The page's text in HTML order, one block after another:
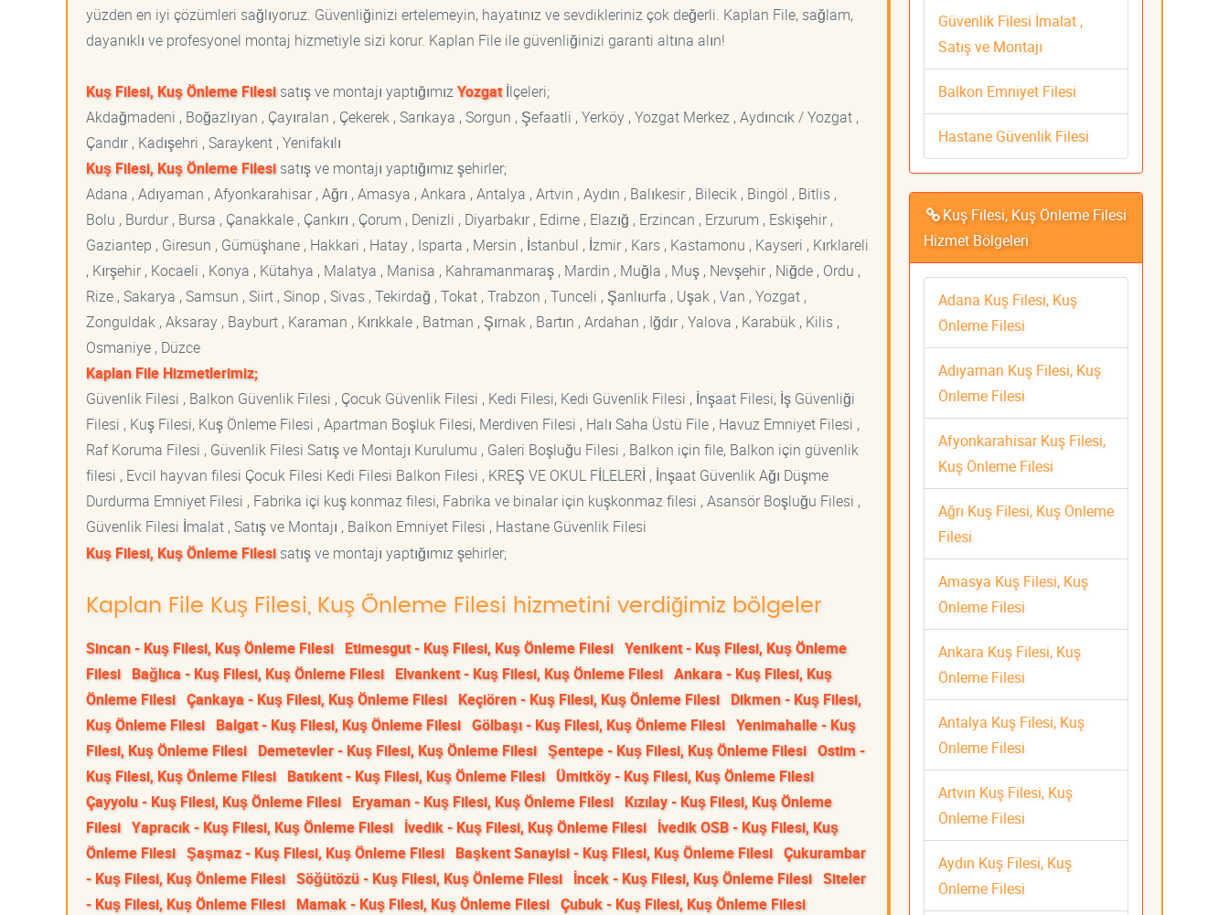
yüzden en iyi çözümleri sağlıyoruz. Güvenliğinizi ertelemeyin, hayatınız ve sevdikleriniz çok değerli. Kaplan File, sağlam,
dayanıklı ve profesyonel montaj hizmetiyle sizi korur. Kaplan File ile güvenliğinizi garanti altına alın!
Kuş Filesi, Kuş Önleme Filesisatış ve montajı yaptığımızYozgatİlçeleri;
Akdağmadeni , Boğazlıyan , Çayıralan , Çekerek , Sarıkaya , Sorgun , Şefaatli , Yerköy , Yozgat Merkez , Aydıncık / Yozgat ,
Çandır , Kadışehri , Saraykent , Yenifakılı
Kuş Filesi, Kuş Önleme Filesisatış ve montajı yaptığımız şehirler;
Adana , Adıyaman , Afyonkarahisar , Ağrı , Amasya , Ankara , Antalya , Artvin , Aydın , Balıkesir , Bilecik , Bingöl , Bitlis ,
Bolu , Burdur , Bursa , Çanakkale , Çankırı , Çorum , Denizli , Diyarbakır , Edirne , Elazığ , Erzincan , Erzurum , Eskişehir ,
Gaziantep , Giresun , Gümüşhane , Hakkari , Hatay , Isparta , Mersin , İstanbul , İzmir , Kars , Kastamonu , Kayseri , Kırklareli
, Kırşehir , Kocaeli , Konya , Kütahya , Malatya , Manisa , Kahramanmaraş , Mardin , Muğla , Muş , Nevşehir , Niğde , Ordu ,
Rize , Sakarya , Samsun , Siirt , Sinop , Sivas , Tekirdağ , Tokat , Trabzon , Tunceli , Şanlıurfa , Uşak , Van , Yozgat ,
Zonguldak , Aksaray , Bayburt , Karaman , Kırıkkale , Batman , Şırnak , Bartın , Ardahan , Iğdır , Yalova , Karabük , Kilis ,
Osmaniye , Düzce
Kaplan File Hizmetlerimiz;
Güvenlik Filesi , Balkon Güvenlik Filesi , Çocuk Güvenlik Filesi , Kedi Filesi, Kedi Güvenlik Filesi , İnşaat Filesi, İş Güvenliği
Filesi , Kuş Filesi, Kuş Önleme Filesi , Apartman Boşluk Filesi, Merdiven Filesi , Halı Saha Üstü File , Havuz Emniyet Filesi ,
Raf Koruma Filesi , Güvenlik Filesi Satış ve Montajı Kurulumu , Galeri Boşluğu Filesi , Balkon için file, Balkon için güvenlik
filesi , Evcil hayvan filesi Çocuk Filesi Kedi Filesi Balkon Filesi , KREŞ VE OKUL FİLELERİ , İnşaat Güvenlik Ağı Düşme
Durdurma Emniyet Filesi , Fabrika içi kuş konmaz filesi, Fabrika ve binalar için kuşkonmaz filesi , Asansör Boşluğu Filesi ,
Güvenlik Filesi İmalat , Satış ve Montajı , Balkon Emniyet Filesi , Hastane Güvenlik Filesi
Kuş Filesi, Kuş Önleme Filesisatış ve montajı yaptığımız şehirler;
Kaplan File Kuş Filesi, Kuş Önleme Filesi hizmetini verdiğimiz bölgeler
Sincan - Kuş Filesi, Kuş Önleme Filesi Etimesgut - Kuş Filesi, Kuş Önleme Filesi Yenikent - Kuş Filesi, Kuş Önleme
Filesi Bağlıca - Kuş Filesi, Kuş Önleme Filesi Elvankent - Kuş Filesi, Kuş Önleme Filesi Ankara - Kuş Filesi, Kuş
Önleme Filesi Çankaya - Kuş Filesi, Kuş Önleme Filesi Keçiören - Kuş Filesi, Kuş Önleme Filesi Dikmen - Kuş Filesi,
Kuş Önleme Filesi Balgat - Kuş Filesi, Kuş Önleme Filesi Gölbaşı - Kuş Filesi, Kuş Önleme Filesi Yenimahalle - Kuş
Filesi, Kuş Önleme Filesi Demetevler - Kuş Filesi, Kuş Önleme Filesi Şentepe - Kuş Filesi, Kuş Önleme Filesi Ostim -
Kuş Filesi, Kuş Önleme Filesi Batıkent - Kuş Filesi, Kuş Önleme Filesi Ümitköy - Kuş Filesi, Kuş Önleme Filesi
Çayyolu - Kuş Filesi, Kuş Önleme Filesi Eryaman - Kuş Filesi, Kuş Önleme Filesi Kızılay - Kuş Filesi, Kuş Önleme
Filesi Yapracık - Kuş Filesi, Kuş Önleme Filesi İvedik - Kuş Filesi, Kuş Önleme Filesi İvedik OSB - Kuş Filesi, Kuş
Önleme Filesi Şaşmaz - Kuş Filesi, Kuş Önleme Filesi Başkent Sanayisi - Kuş Filesi, Kuş Önleme Filesi Çukurambar
- Kuş Filesi, Kuş Önleme Filesi Söğütözü - Kuş Filesi, Kuş Önleme Filesi İncek - Kuş Filesi, Kuş Önleme Filesi Siteler
- Kuş Filesi, Kuş Önleme Filesi Mamak - Kuş Filesi, Kuş Önleme Filesi Çubuk - Kuş Filesi, Kuş Önleme Filesi
Güvenlik Filesi İmalat ,
Satış ve Montajı
Balkon Emniyet Filesi
Hastane Güvenlik Filesi
Kuş Filesi, Kuş Önleme Filesi
Hizmet Bölgeleri
Adana Kuş Filesi, Kuş
Önleme Filesi
Adıyaman Kuş Filesi, Kuş
Önleme Filesi
Afyonkarahisar Kuş Filesi,
Kuş Önleme Filesi
Ağrı Kuş Filesi, Kuş Önleme
Filesi
Amasya Kuş Filesi, Kuş
Önleme Filesi
Ankara Kuş Filesi, Kuş
Önleme Filesi
Antalya Kuş Filesi, Kuş
Önleme Filesi
Artvin Kuş Filesi, Kuş
Önleme Filesi
Aydın Kuş Filesi, Kuş
Önleme Filesi